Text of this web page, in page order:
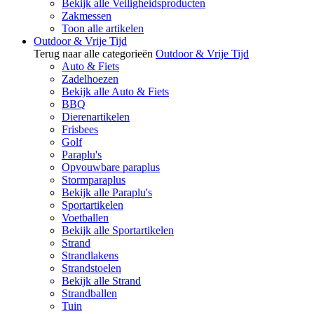
Bekijk alle Veiligheidsproducten
Zakmessen
Toon alle artikelen
Outdoor & Vrije Tijd
Terug naar alle categorieën Outdoor & Vrije Tijd
Auto & Fiets
Zadelhoezen
Bekijk alle Auto & Fiets
BBQ
Dierenartikelen
Frisbees
Golf
Paraplu's
Opvouwbare paraplus
Stormparaplus
Bekijk alle Paraplu's
Sportartikelen
Voetballen
Bekijk alle Sportartikelen
Strand
Strandlakens
Strandstoelen
Bekijk alle Strand
Strandballen
Tuin